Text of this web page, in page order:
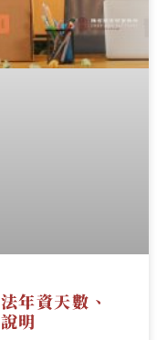
年資天數、
明